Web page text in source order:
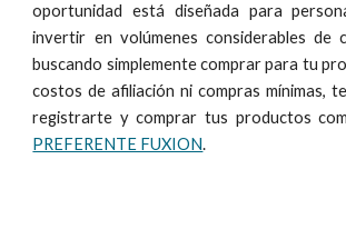
oportunidad está diseñada para
invertir en volúmenes considerables de
buscando simplemente comprar para tu
costos de afiliación ni compras mínimas,
registrarte y comprar tus productos
PREFERENTE FUXION.